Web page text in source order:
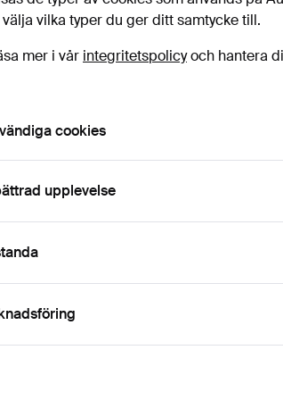
“Bevaka sökning” ovan så får du ett
det kommer in.
matchar din sökning
1970-tal.
välja vilka typer du ger ditt samtycke till.
mer i vår integritetspolicyoch hantera
cookies
upplevelse